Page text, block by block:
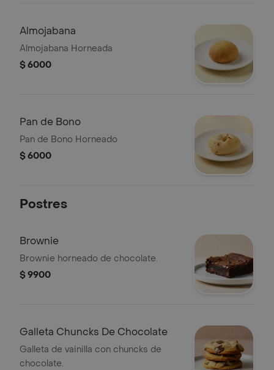
Almojabana
Almojabana Horneada
$ 6000
Pan de Bono
Pan de Bono Horneado
$ 6000
Postres
Brownie
Brownie horneado de chocolate.
$ 9900
Galleta Chuncks De Chocolate
Galleta de vainilla con chuncks de
chocolate.